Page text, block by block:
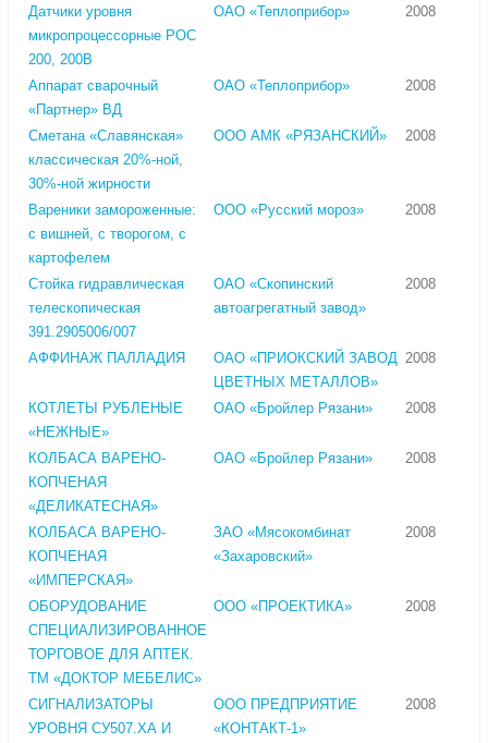
Датчики уровня
микропроцессорные РОС
200, 200В
ОАО «Теплоприбор» 2008
Аппарат сварочный
«Партнер» ВД
ОАО «Теплоприбор» 2008
Сметана «Славянская»
классическая 20%-ной,
30%-ной жирности
ООО АМК «РЯЗАНСКИЙ» 2008
Вареники замороженные:
с вишней, с творогом, с
картофелем
ООО «Русский мороз» 2008
Стойка гидравлическая
телескопическая
391.2905006/007
ОАО «Скопинский
автоагрегатный завод»
2008
АФФИНАЖ ПАЛЛАДИЯ
ОАО «ПРИОКСКИЙ ЗАВОД
ЦВЕТНЫХ МЕТАЛЛОВ»
2008
КОТЛЕТЫ РУБЛЕНЫЕ
«НЕЖНЫЕ»
ОАО «Бройлер Рязани» 2008
КОЛБАСА ВАРЕНО-
КОПЧЕНАЯ
«ДЕЛИКАТЕСНАЯ»
ОАО «Бройлер Рязани» 2008
КОЛБАСА ВАРЕНО-
КОПЧЕНАЯ
«ИМПЕРСКАЯ»
ЗАО «Мясокомбинат
«Захаровский»
2008
ОБОРУДОВАНИЕ
СПЕЦИАЛИЗИРОВАННОЕ
ТОРГОВОЕ ДЛЯ АПТЕК.
ТМ «ДОКТОР МЕБЕЛИС»
ООО «ПРОЕКТИКА» 2008
СИГНАЛИЗАТОРЫ
УРОВНЯ СУ507.ХА И
ООО ПРЕДПРИЯТИЕ
«КОНТАКТ-1»
2008